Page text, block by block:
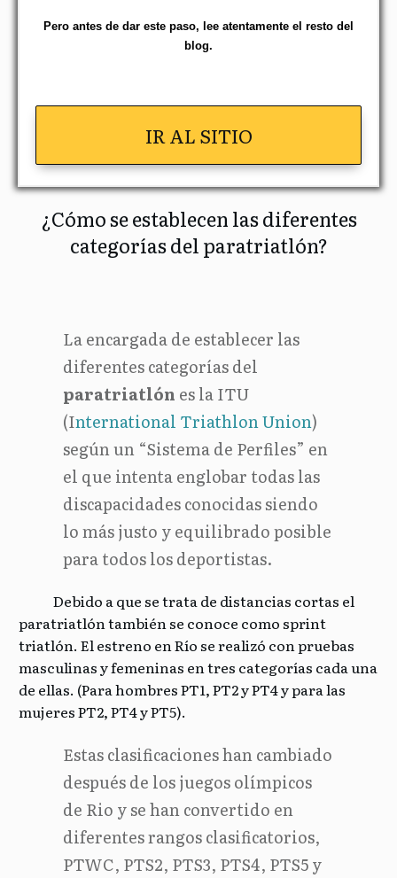
Pero antes de dar este paso, lee atentamente el resto del
blog.
IR AL SITIO
¿Cómo se establecen las diferentes
categorías del paratriatlón?
La encargada de establecer las
diferentes categorías del
paratriatlón es la ITU
(International Triathlon Union)
según un “Sistema de Perfiles” en
el que intenta englobar todas las
discapacidades conocidas siendo
lo más justo y equilibrado posible
para todos los deportistas.
Debido a que se trata de distancias cortas el
paratriatlón también se conoce como sprint
triatlón. El estreno en Río se realizó con pruebas
masculinas y femeninas en tres categorías cada una
de ellas. (Para hombres PT1, PT2 y PT4 y para las
mujeres PT2, PT4 y PT5).
Estas clasificaciones han cambiado
después de los juegos olímpicos
de Rio y se han convertido en
diferentes rangos clasificatorios,
PTWC, PTS2, PTS3, PTS4, PTS5 y